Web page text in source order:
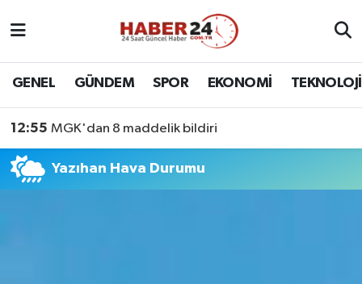
GENEL GÜNDEM SPOR EKONOMİ TEKNOLOJİ
12:55 MGK'dan 8 maddelik bildiri
Yazıhan Hava Durumu
Nöbetçi Eczaneler